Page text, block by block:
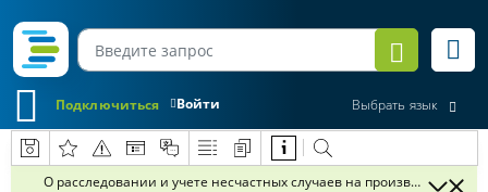
Войти
Подключиться Выбрать язык
О расследовании и учете несчастных случаев на производстве и